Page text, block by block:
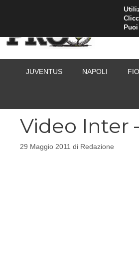
JUVENTUS NAPOLI
Video Inter
29 Maggio 2011 di Redazione